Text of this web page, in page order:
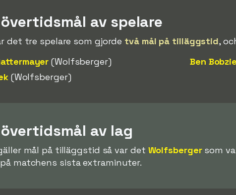
av spelare
det tre spelare som gjorde två mål på tilläggstid,
(Wolfsberger)
(Wolfsberger)
Ben
av lag
mål på tilläggstid så var det Wolfsbergersom
på matchens sista extraminuter.